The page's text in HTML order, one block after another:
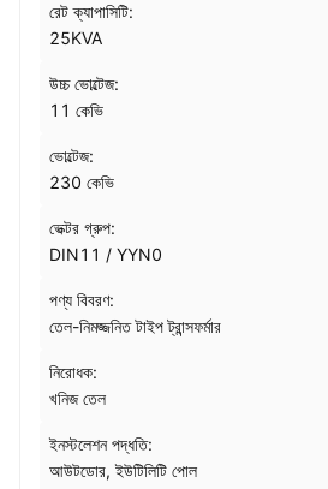
রেট ক্যাপাসিটি:
25KVA
উচ্চ ভোল্টেজ:
11 কেভি
ভোল্টেজ:
230 কেভি
ভেক্টর গ্রুপ:
DIN11 / YYN0
পণ্য বিবরণ:
তেল-নিমজ্জনিত টাইপ ট্রান্সফর্মার
নিরোধক:
খনিজ তেল
ইনস্টলেশন পদ্ধতি:
আউটডোর, ইউটিলিটি পোল